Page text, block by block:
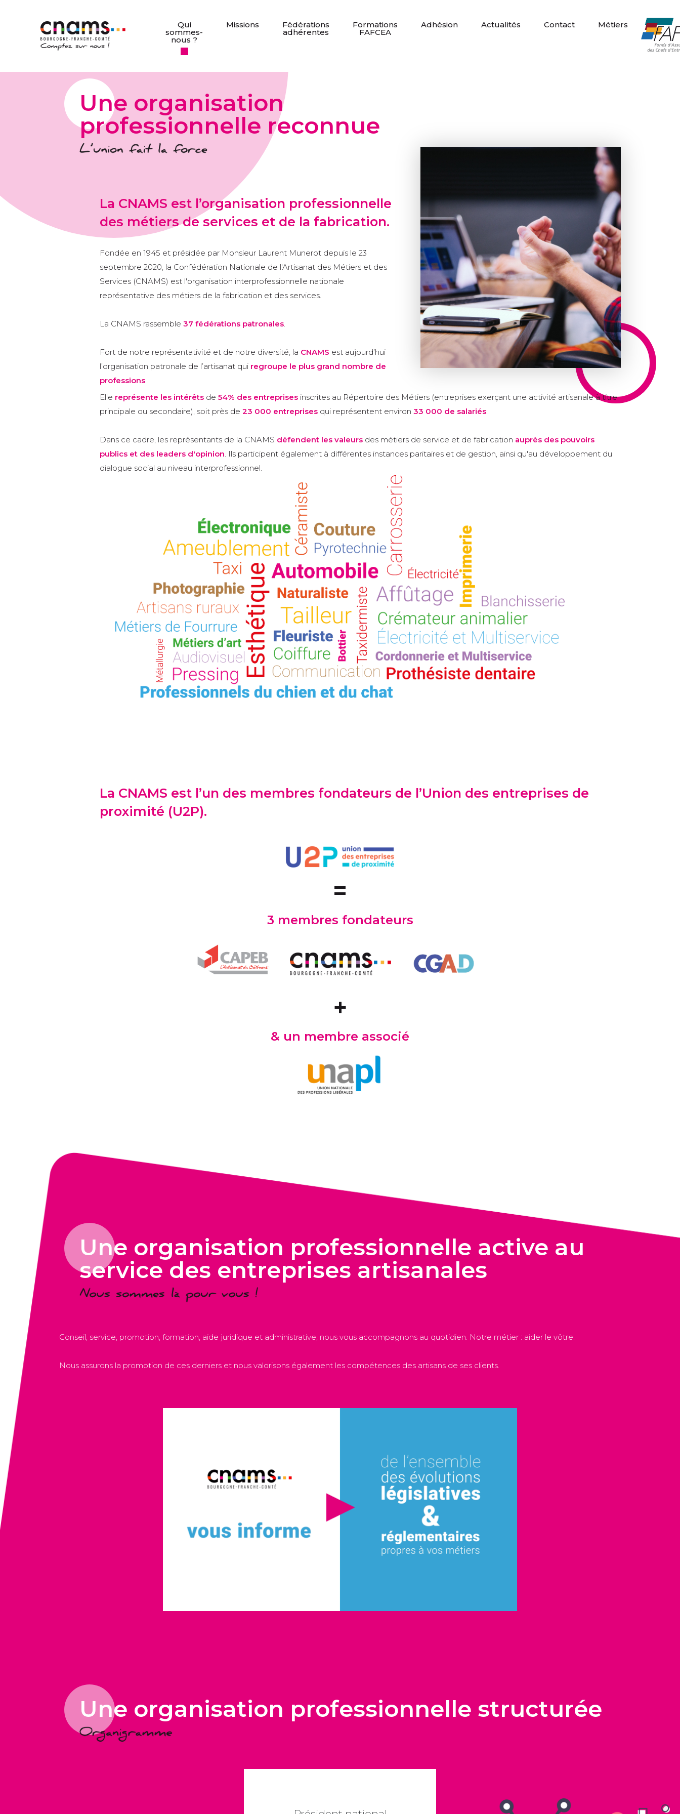
Qui
sommes-
nous ?
Missions Fédérations
adhérentes
Formations
FAFCEA
Adhésion Actualités Contact Métiers
Une organisation
professionnelle reconnue
La CNAMS est l’organisation professionnelle
des métiers de services et de la fabrication.
Fondée en 1945 et présidée par Monsieur Laurent Munerot depuis le 23
septembre 2020, la Confédération Nationale de l'Artisanat des Métiers et des
Services (CNAMS) est l'organisation interprofessionnelle nationale
représentative des métiers de la fabrication et des services.
La CNAMS rassemble 37 fédérations patronales.
Fort de notre représentativité et de notre diversité, la CNAMS est aujourd’hui
l’organisation patronale de l’artisanat qui regroupe le plus grand nombre de
professions.
Elle représente les intérêts de 54% des entreprises inscrites au Répertoire des Métiers (entreprises exerçant une activité artisanale à titre
principale ou secondaire), soit près de 23 000 entreprises qui représentent environ 33 000 de salariés.
Dans ce cadre, les représentants de la CNAMS défendent les valeurs des métiers de service et de fabrication auprès des pouvoirs
publics et des leaders d'opinion. Ils participent également à différentes instances paritaires et de gestion, ainsi qu'au développement du
dialogue social au niveau interprofessionnel.
La CNAMS est l’un des membres fondateurs de l’Union des entreprises de
proximité (U2P).
=
3 membres fondateurs
+
& un membre associé
Une organisation professionnelle active au
service des entreprises artisanales
Conseil, service, promotion, formation, aide juridique et administrative, nous vous accompagnons au quotidien. Notre métier : aider le vôtre.
Nous assurons la promotion de ces derniers et nous valorisons également les compétences des artisans de ses clients.
Une organisation professionnelle structurée